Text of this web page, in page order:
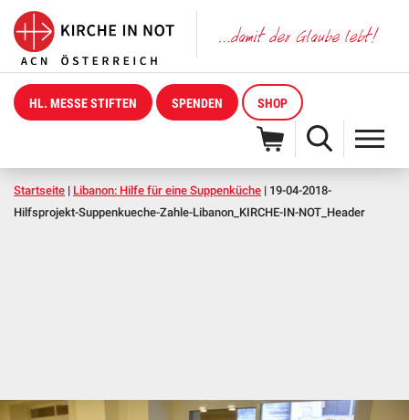
HL. MESSE STIFTEN SPENDEN SHOP
Startseite | Libanon: Hilfe für eine Suppenküche | 19-04-2018-
Hilfsprojekt-Suppenkueche-Zahle-Libanon_KIRCHE-IN-NOT_Header